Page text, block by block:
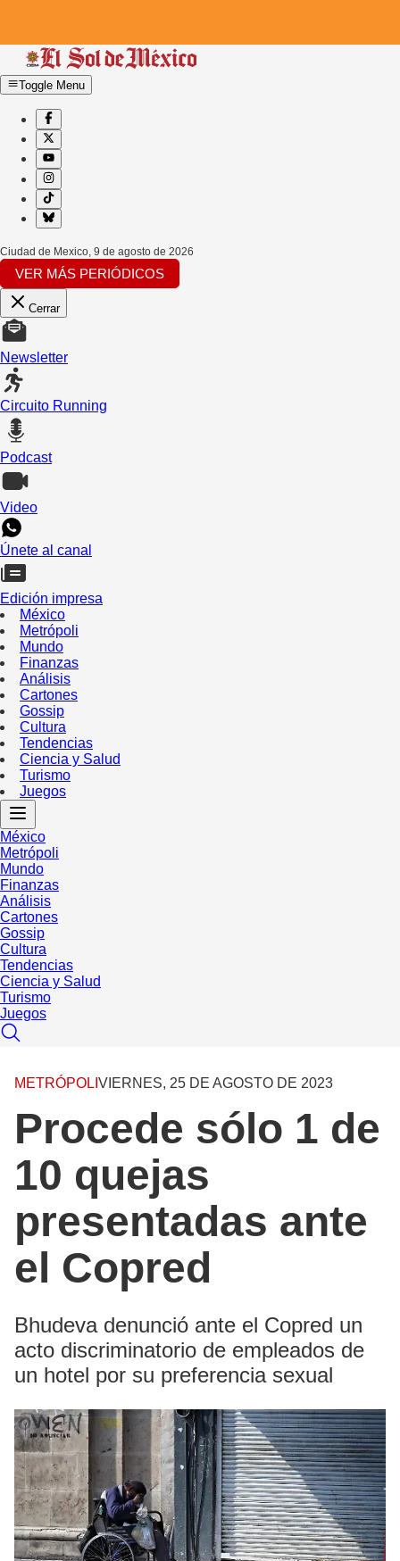
Toggle Menu
Ciudad de Mexico, 9 de agosto de 2026
VER MÁS PERIÓDICOS
Cerrar
Newsletter
Circuito Running
Podcast
Video
Únete al canal
Edición impresa
México
Metrópoli
Mundo
Finanzas
Análisis
Cartones
Gossip
Cultura
Tendencias
Ciencia y Salud
Turismo
Juegos
México
Metrópoli
Mundo
Finanzas
Análisis
Cartones
Gossip
Cultura
Tendencias
Ciencia y Salud
Turismo
Juegos
METRÓPOLI VIERNES, 25 DE AGOSTO DE 2023
Procede sólo 1 de
10 quejas
presentadas ante
el Copred
Bhudeva denunció ante el Copred un
acto discriminatorio de empleados de
un hotel por su preferencia sexual